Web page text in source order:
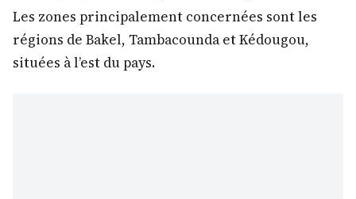
Les zones principalement concernées sont les
régions de Bakel, Tambacounda et Kédougou,
situées à l’est du pays.